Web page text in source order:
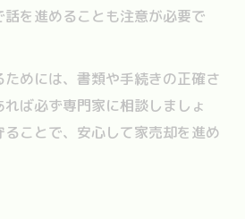
を進めることも注意が必要で
めには、書類や手続きの正確さ
ば必ず専門家に相談しましょ
ことで、安心して家売却を進め